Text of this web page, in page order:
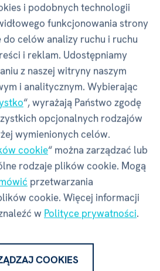
dla dzieci poniżej 3.
części. Grozi zadławieniem.
Podmiot
Polska Sp. z o.o., ul.
305, Kraków.
ALBI
56060
8590228105929
i podobnych technologii
funkcjonowania strony
celów analizy ruchu i ruchu
i reklam. Udostępniamy
z naszej witryny naszym
i analitycznym. Wybierając
“, wyrażają Państwo zgodę
opcjonalnych rodzajów
wymienionych celów.
cookie“ można zarządzać lub
rodzaje plików cookie. Mogą
przetwarzania
cookie. Więcej informacji
w Polityce prywatności.
COOKIES